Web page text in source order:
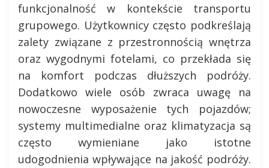
funkcjonalność w kontekście transportu
grupowego. Użytkownicy często podkreślają
zalety związane z przestronnością wnętrza
oraz wygodnymi fotelami, co przekłada się
na komfort podczas dłuższych podróży.
Dodatkowo wiele osób zwraca uwagę na
nowoczesne wyposażenie tych pojazdów;
systemy multimedialne oraz klimatyzacja są
często wymieniane jako istotne
udogodnienia wpływające na jakość podróży.